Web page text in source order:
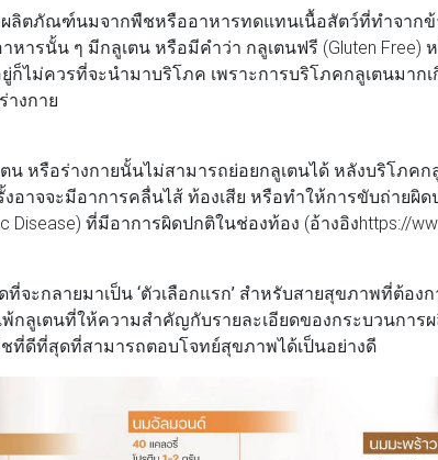
ภัณฑ์นมจากพืชหรืออาหารทดแทนเนื้อสัตว์ที่ทำจากข้
ารนั้น ๆ มีกลูเตน หรือมีคำว่า กลูเตนฟรี (Gluten Free)
ก็ไม่ควรที่จะนำมาบริโภค เพราะการบริโภคกลูเตนมาก
งกาย
รือร่างกายนั้นไม่สามารถย่อยกลูเตนได้ หลังบริโภคกลู
อาจจะมีอาการคลื่นไส้ ท้องเสีย หรือทำให้การขับถ่ายผิด
Disease) ที่มีอาการผิดปกติในช่องท้อง (อ้างอิงhttps://
จะกลายมาเป็น ‘ตัวเลือกแรก’ สำหรับสายสุขภาพที่ต้อ
กลูเตนที่ให้ความสำคัญกับรายละเอียดของกระบวนการ
ที่ดีที่สุดที่สามารถตอบโจทย์สุขภาพได้เป็นอย่างดี